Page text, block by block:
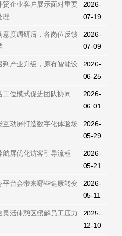
贸企业客户展示面对重要
理
2026-
07-19
度调研后，各岗位反馈
2026-
07-09
产业升级，原有智能设
2026-
06-25
位模式促进团队协同
2026-
06-01
动屏打造数字化体验场
2026-
05-29
屏优化访客引导流程
2026-
05-21
台会带来哪些健康转变
2026-
05-11
活休憩区缓解员工压力
2025-
12-10